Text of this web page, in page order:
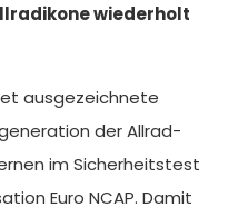
wiederholt
ausgezeichnete
der Allrad-
im Sicherheitstest
Euro NCAP. Damit